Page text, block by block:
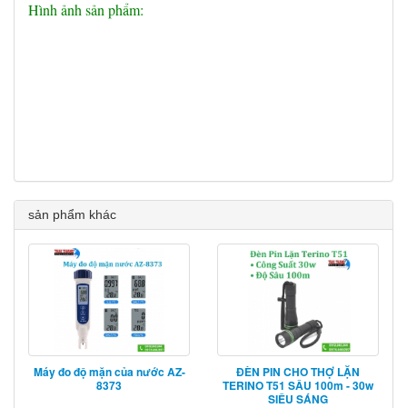
Hình ảnh sản phẩm:
sản phẩm khác
Máy đo độ mặn của nước AZ-
8373
ĐÈN PIN CHO THỢ LẶN
TERINO T51 SÂU 100m - 30w
SIÊU SÁNG